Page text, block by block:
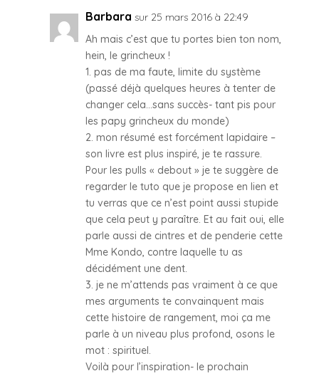
Barbara sur 25 mars 2016 à 22:49
Ah mais c’est que tu portes bien ton nom,
hein, le grincheux !
1. pas de ma faute, limite du système
(passé déjà quelques heures à tenter de
changer cela…sans succès- tant pis pour
les papy grincheux du monde)
2. mon résumé est forcément lapidaire –
son livre est plus inspiré, je te rassure.
Pour les pulls « debout » je te suggère de
regarder le tuto que je propose en lien et
tu verras que ce n’est point aussi stupide
que cela peut y paraître. Et au fait oui, elle
parle aussi de cintres et de penderie cette
Mme Kondo, contre laquelle tu as
décidément une dent.
3. je ne m’attends pas vraiment à ce que
mes arguments te convainquent mais
cette histoire de rangement, moi ça me
parle à un niveau plus profond, osons le
mot : spirituel.
Voilà pour l’inspiration- le prochain